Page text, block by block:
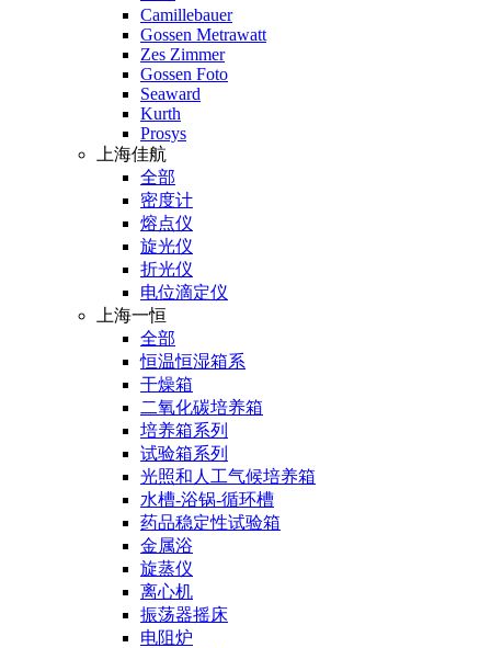
Camillebauer
Gossen Metrawatt
Zes Zimmer
Gossen Foto
Seaward
Kurth
Prosys
上海佳航
全部
密度计
熔点仪
旋光仪
折光仪
电位滴定仪
上海一恒
全部
恒温恒湿箱系
干燥箱
二氧化碳培养箱
培养箱系列
试验箱系列
光照和人工气候培养箱
水槽-浴锅-循环槽
药品稳定性试验箱
金属浴
旋蒸仪
离心机
振荡器摇床
电阻炉